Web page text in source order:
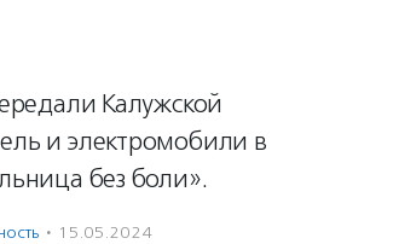
Калужской
и электромобили в
без боли».
· 15.05.2024